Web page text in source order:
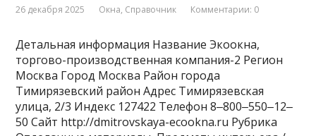
26 декабря 2025 Окна, Справочник Комментарии: 0
Детальная информация Название Экоокна,
торгово-производственная компания-2 Регион
Москва Город Москва Район города
Тимирязевский район Адрес Тимирязевская
улица, 2/3 Индекс 127422 Телефон 8‒800‒550‒12‒
50 Сайт http://dmitrovskaya-ecookna.ru Рубрика